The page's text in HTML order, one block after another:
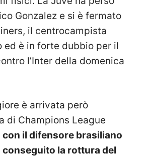
Gonzalez e si è fermato
il centrocampista
ed è in forte dubbio per il
l’Inter della domenica
è arrivata però
di Champions League
con il difensore brasiliano
conseguito la rottura del